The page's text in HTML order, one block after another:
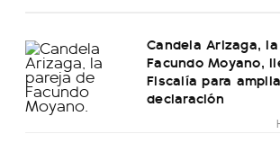
Candela Arizaga,
Facundo Moyano,
Fiscalía para
declaración